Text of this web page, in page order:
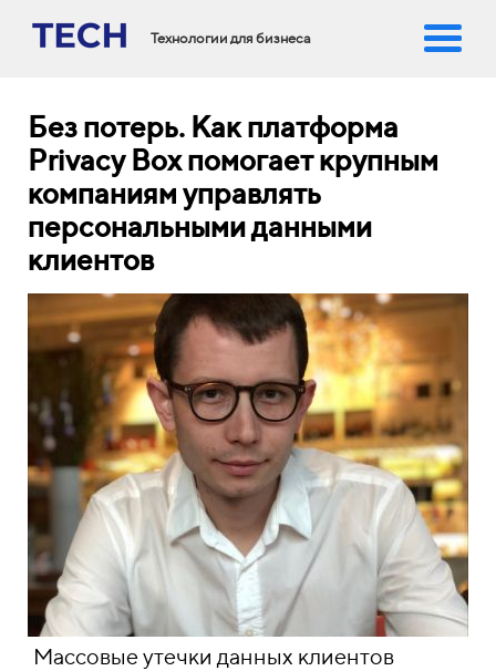
Технологии для бизнеса
Без потерь. Как платформа
Privacy Box помогает крупным
компаниям управлять
персональными данными
клиентов
Массовые утечки данных клиентов